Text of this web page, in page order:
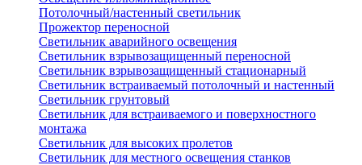
Потолочный/настенный светильник
Прожектор переносной
Светильник аварийного освещения
Светильник взрывозащищенный переносной
Светильник взрывозащищенный стационарный
Светильник встраиваемый потолочный и настенный
Светильник грунтовый
Светильник для встраиваемого и поверхностного
монтажа
Светильник для высоких пролетов
Светильник для местного освещения станков